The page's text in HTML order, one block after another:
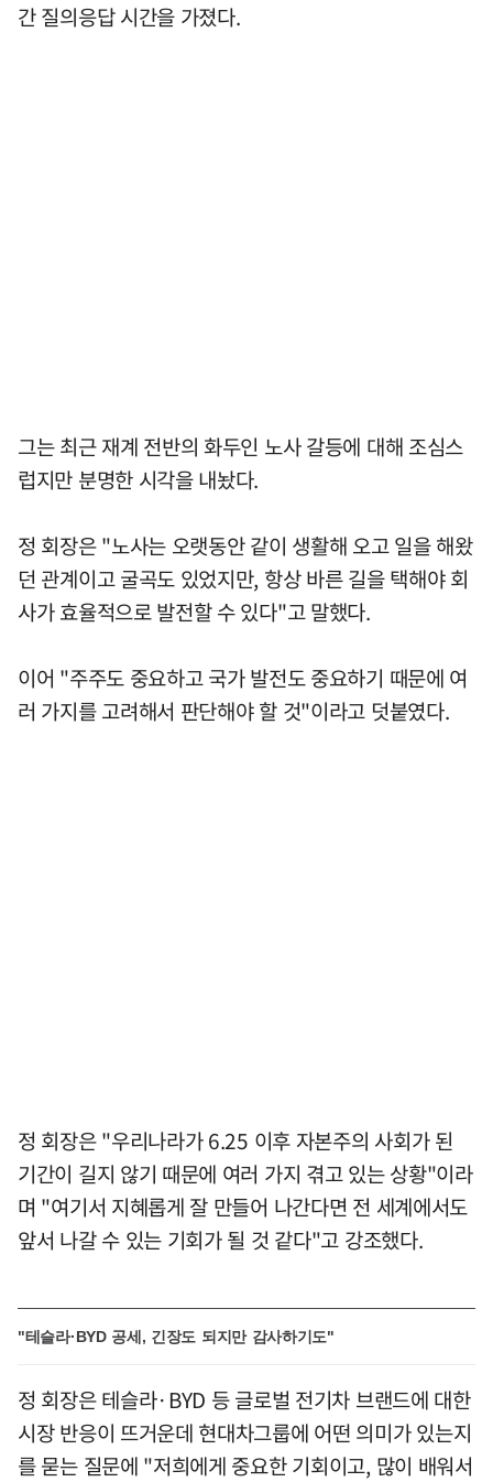
간 질의응답 시간을 가졌다.
그는 최근 재계 전반의 화두인 노사 갈등에 대해 조심스
럽지만 분명한 시각을 내놨다.
정 회장은 "노사는 오랫동안 같이 생활해 오고 일을 해왔
던 관계이고 굴곡도 있었지만, 항상 바른 길을 택해야 회
사가 효율적으로 발전할 수 있다"고 말했다.
이어 "주주도 중요하고 국가 발전도 중요하기 때문에 여
러 가지를 고려해서 판단해야 할 것"이라고 덧붙였다.
정 회장은 "우리나라가 6.25 이후 자본주의 사회가 된
기간이 길지 않기 때문에 여러 가지 겪고 있는 상황"이라
며 "여기서 지혜롭게 잘 만들어 나간다면 전 세계에서도
앞서 나갈 수 있는 기회가 될 것 같다"고 강조했다.
"테슬라·BYD 공세, 긴장도 되지만 감사하기도"
정 회장은 테슬라·BYD 등 글로벌 전기차 브랜드에 대한
시장 반응이 뜨거운데 현대차그룹에 어떤 의미가 있는지
를 묻는 질문에 "저희에게 중요한 기회이고, 많이 배워서